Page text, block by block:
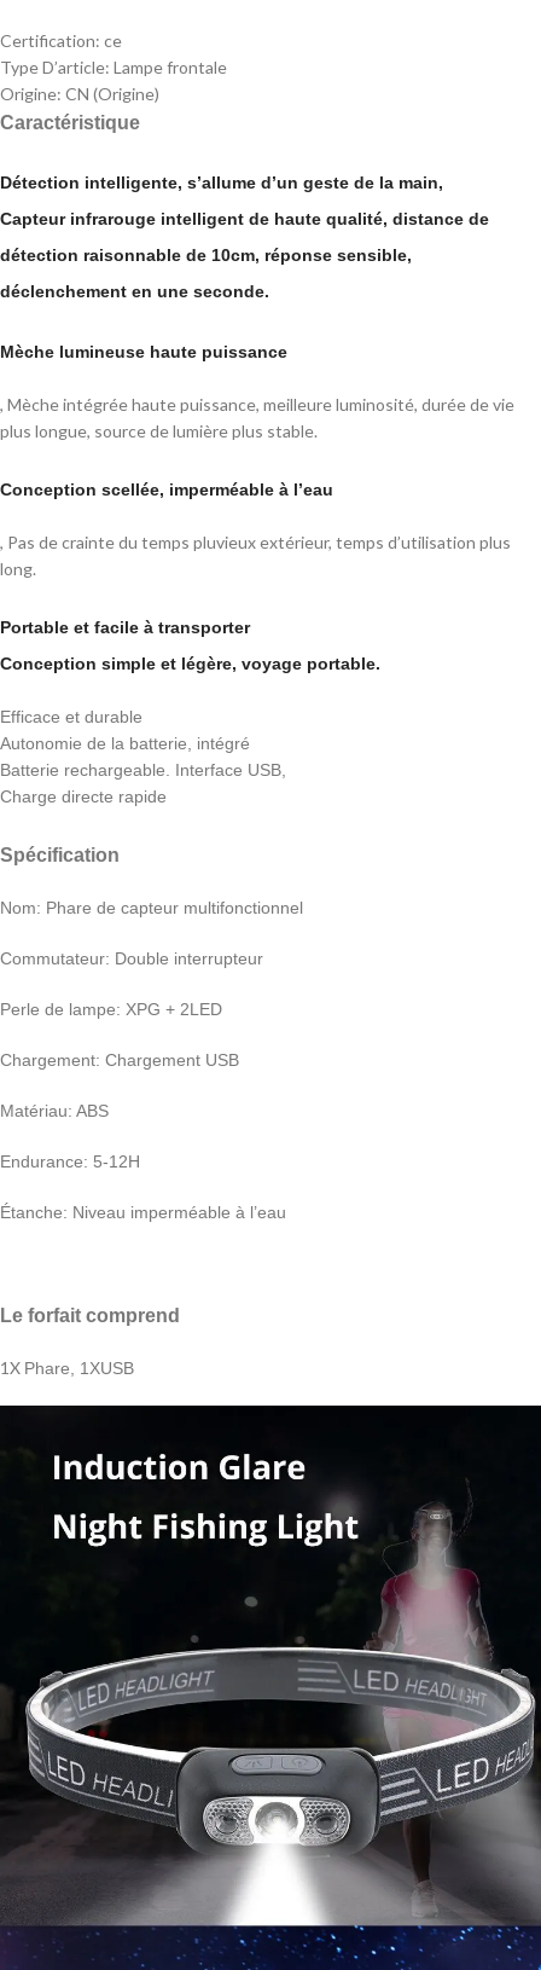
Certification: ce
Type D’article: Lampe frontale
Origine: CN (Origine)
Caractéristique
Détection intelligente, s’allume d’un geste de la main,
Capteur infrarouge intelligent de haute qualité, distance de
détection raisonnable de 10cm, réponse sensible,
déclenchement en une seconde.
Mèche lumineuse haute puissance
, Mèche intégrée haute puissance, meilleure luminosité, durée de vie
plus longue, source de lumière plus stable.
Conception scellée, imperméable à l’eau
, Pas de crainte du temps pluvieux extérieur, temps d’utilisation plus
long.
Portable et facile à transporter
Conception simple et légère, voyage portable.
Efficace et durable
Autonomie de la batterie, intégré
Batterie rechargeable. Interface USB,
Charge directe rapide
Spécification
Nom: Phare de capteur multifonctionnel
Commutateur: Double interrupteur
Perle de lampe: XPG + 2LED
Chargement: Chargement USB
Matériau: ABS
Endurance: 5-12H
Étanche: Niveau imperméable à l’eau
Le forfait comprend
1X Phare, 1XUSB